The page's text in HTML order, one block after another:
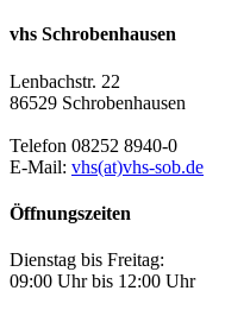
vhs Schrobenhausen
Lenbachstr. 22
86529 Schrobenhausen
Telefon 08252 8940-0
E-Mail: vhs(at)vhs-sob.de
Öffnungszeiten
Dienstag bis Freitag:
09:00 Uhr bis 12:00 Uhr